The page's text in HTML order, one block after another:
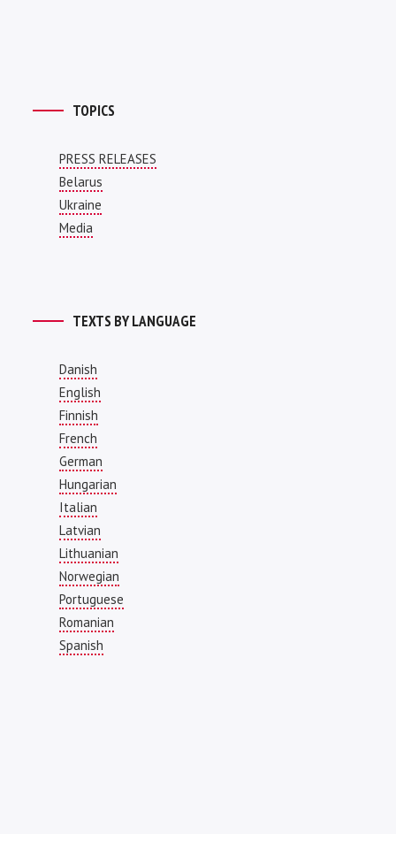
TOPICS
PRESS RELEASES
Belarus
Ukraine
Media
TEXTS BY LANGUAGE
Danish
English
Finnish
French
German
Hungarian
Italian
Latvian
Lithuanian
Norwegian
Portuguese
Romanian
Spanish